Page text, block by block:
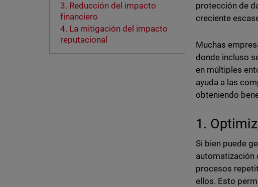
3. Reducción del impacto
financiero
4. La mitigación del impacto
reputacional
protección de
creciente
Muchas
donde incluso
en múltiples
ayuda a las
obteniendo
1.
Si bien puede
automatización
procesos
ellos. Esto